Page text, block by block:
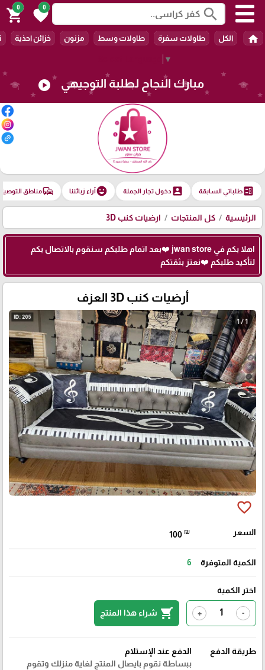
▼
search
0
favorite
0
shopping_cart
home الكل طاولات سفرة طاولات وسط مزنون خزائن احذية
مبارك النجاح لطلبة التوجيهي play_circle
ballotطلباتي السابقة account_boxدخول تجار الجملة emoji_emotionsآراء زبائننا commuteمناطق
الرئيسية كل المنتجات ارضيات كنب 3D
اهلا بكم في jwan store ❤️بعد اتمام طلبكم سنقوم بالاتصال بكم
لتأكيد طلبكم ❤️نعتز بثقتكم
أرضيات كنب 3D العزف
1 / 1
favorite_border
السعر 100 ₪
الكمية المتوفرة 6
اختر الكمية
-
+
shopping_cart شراء هذا المنتج
طريقة الدفع
الدفع عند الإستلام
ببساطة نقوم بايصال المنتج لغاية منزلك وتقوم